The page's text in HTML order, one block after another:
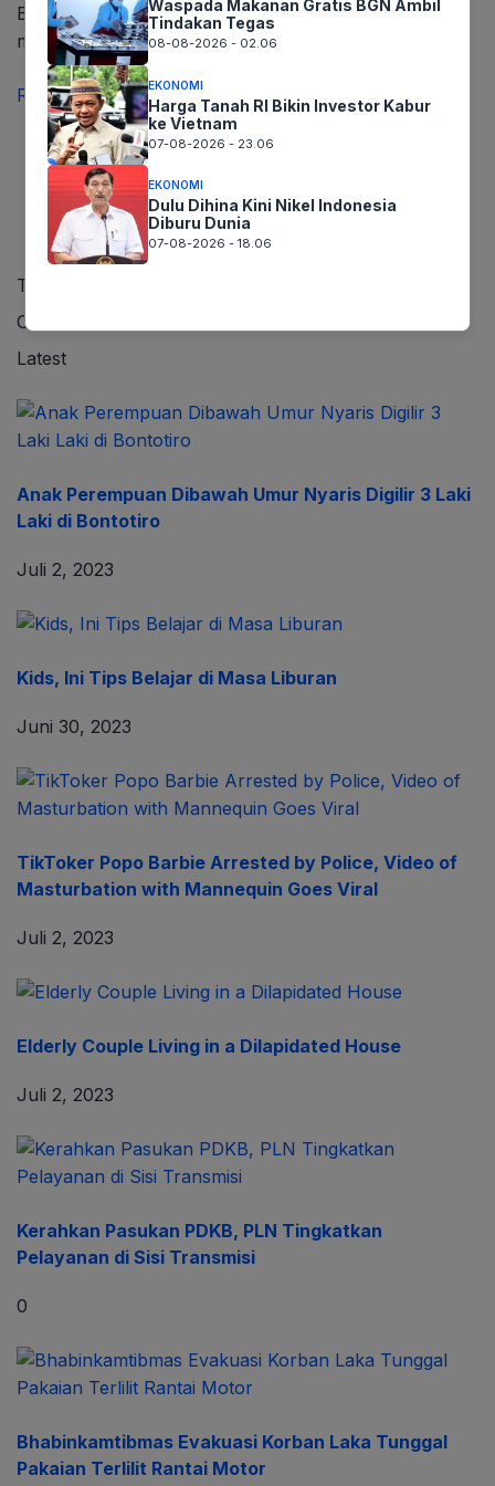
Barat Ridwan Kamil mengatakan, Indonesia akan
menjadi top of mind energi baru terbarukan di…
Read more
Trending
Comments
Latest
Anak Perempuan Dibawah Umur Nyaris Digilir 3 Laki
Laki di Bontotiro
Juli 2, 2023
Kids, Ini Tips Belajar di Masa Liburan
Juni 30, 2023
TikToker Popo Barbie Arrested by Police, Video of
Masturbation with Mannequin Goes Viral
Juli 2, 2023
Elderly Couple Living in a Dilapidated House
Juli 2, 2023
Kerahkan Pasukan PDKB, PLN Tingkatkan
Pelayanan di Sisi Transmisi
0
Bhabinkamtibmas Evakuasi Korban Laka Tunggal
Pakaian Terlilit Rantai Motor
Waspada Makanan Gratis BGN Ambil
Tindakan Tegas
08-08-2026 - 02.06
EKONOMI
Harga Tanah RI Bikin Investor Kabur
ke Vietnam
07-08-2026 - 23.06
EKONOMI
Dulu Dihina Kini Nikel Indonesia
Diburu Dunia
07-08-2026 - 18.06